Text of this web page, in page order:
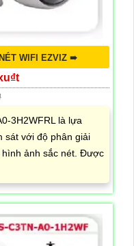
WIFI EZVIZ ➠
3H2WFRL là lựa
sát với độ phân giải
hình ảnh sắc nét. Được